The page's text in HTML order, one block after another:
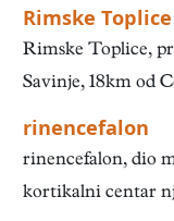
Rimske Toplice
Rimske Toplice,
Savinje, 18km od
rinencefalon
rinencefalon, dio
kortikalni centar